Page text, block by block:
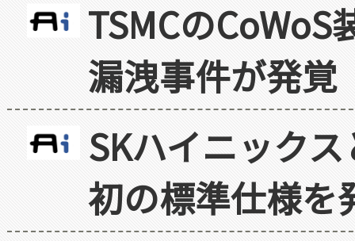
TSMCの
漏洩事件が発覚
SKハイニック
初の標準仕様を